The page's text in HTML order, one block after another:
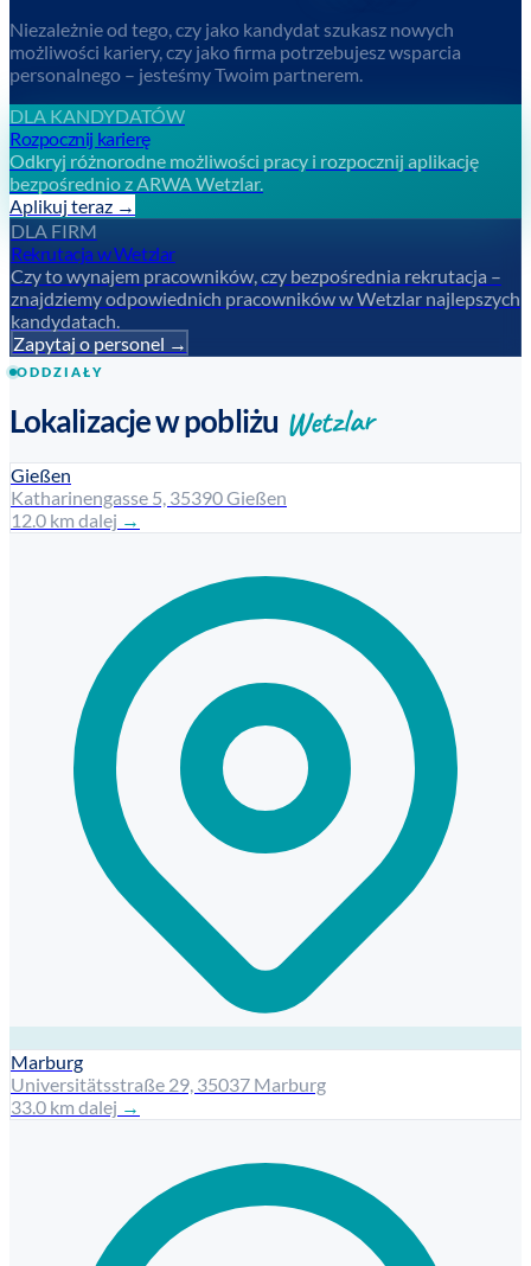
Niezależnie od tego, czy jako kandydat szukasz nowych
możliwości kariery, czy jako firma potrzebujesz wsparcia
personalnego – jesteśmy Twoim partnerem.
DLA KANDYDATÓW
Rozpocznij karierę
Odkryj różnorodne możliwości pracy i rozpocznij aplikację
bezpośrednio z ARWA Wetzlar.
Aplikuj teraz →
DLA FIRM
Rekrutacja w Wetzlar
Czy to wynajem pracowników, czy bezpośrednia rekrutacja –
znajdziemy odpowiednich pracowników w Wetzlar najlepszych
kandydatach.
Zapytaj o personel →
ODDZIAŁY
Lokalizacje w pobliżu Wetzlar
Gießen
Katharinengasse 5, 35390 Gießen
12.0 km dalej →
Marburg
Universitätsstraße 29, 35037 Marburg
33.0 km dalej →